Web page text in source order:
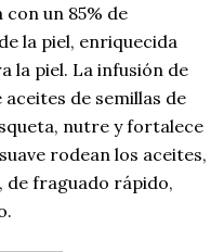
un 85% de
la piel, enriquecida
la piel. La infusión de
de semillas de
nutre y fortalece
rodean los aceites,
de fraguado rápido,